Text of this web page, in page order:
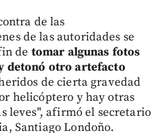
de las
de las autoridades se
de tomar algunas fotos
detonó otro artefacto
de cierta gravedad
helicóptero y hay otras
leves", afirmó el secretario
Santiago Londoño.